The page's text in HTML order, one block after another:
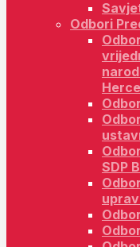
Odbori
SDP